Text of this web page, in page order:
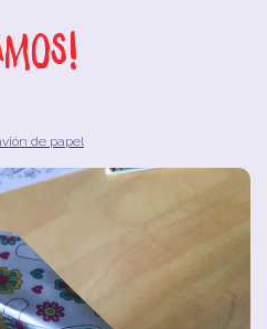
de papel